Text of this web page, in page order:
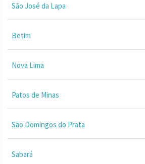
São José da Lapa
Betim
Nova Lima
Patos de Minas
São Domingos do Prata
Sabará